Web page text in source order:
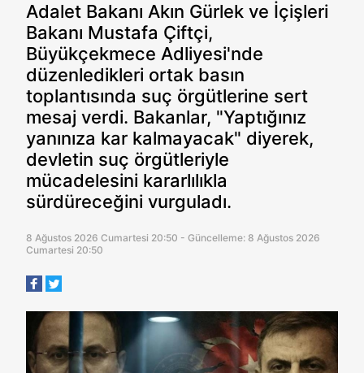
Adalet Bakanı Akın Gürlek ve İçişleri
Bakanı Mustafa Çiftçi,
Büyükçekmece Adliyesi'nde
düzenledikleri ortak basın
toplantısında suç örgütlerine sert
mesaj verdi. Bakanlar, "Yaptığınız
yanınıza kar kalmayacak" diyerek,
devletin suç örgütleriyle
mücadelesini kararlılıkla
sürdüreceğini vurguladı.
8 Ağustos 2026 Cumartesi 20:50 - Güncelleme: 8 Ağustos 2026
Cumartesi 20:50